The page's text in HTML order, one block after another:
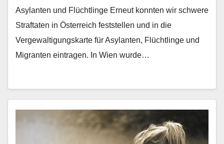
Asylanten und Flüchtlinge Erneut konnten wir schwere
Straftaten in Österreich feststellen und in die
Vergewaltigungskarte für Asylanten, Flüchtlinge und
Migranten eintragen. In Wien wurde…